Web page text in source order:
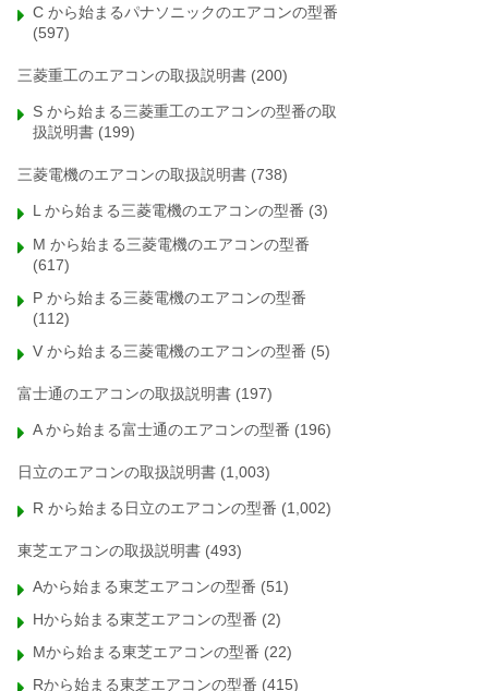
C から始まるパナソニックのエアコンの型番
(597)
三菱重工のエアコンの取扱説明書 (200)
S から始まる三菱重工のエアコンの型番の取
扱説明書 (199)
三菱電機のエアコンの取扱説明書 (738)
L から始まる三菱電機のエアコンの型番 (3)
M から始まる三菱電機のエアコンの型番
(617)
P から始まる三菱電機のエアコンの型番
(112)
V から始まる三菱電機のエアコンの型番 (5)
富士通のエアコンの取扱説明書 (197)
A から始まる富士通のエアコンの型番 (196)
日立のエアコンの取扱説明書 (1,003)
R から始まる日立のエアコンの型番 (1,002)
東芝エアコンの取扱説明書 (493)
Aから始まる東芝エアコンの型番 (51)
Hから始まる東芝エアコンの型番 (2)
Mから始まる東芝エアコンの型番 (22)
Rから始まる東芝エアコンの型番 (415)